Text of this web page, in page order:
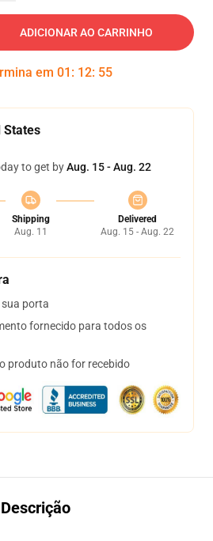
ADICIONAR AO CARRINHO
em 01 : 12: 55
States
to get byAug. 15 - Aug. 22
Shipping
Aug. 11
Delivered
Aug. 15 - Aug. 22
porta
fornecido para todos os
produto não for recebido
Descrição